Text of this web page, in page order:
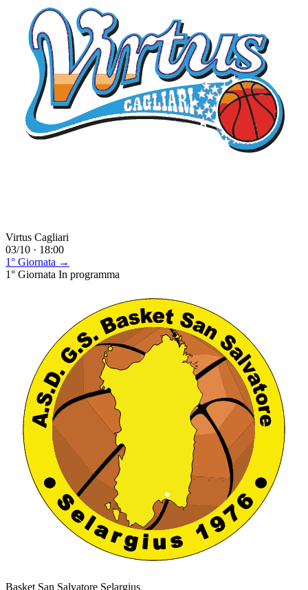
Virtus Cagliari
03/10 · 18:00
1° Giornata →
1° Giornata In programma
Basket San Salvatore Selargius